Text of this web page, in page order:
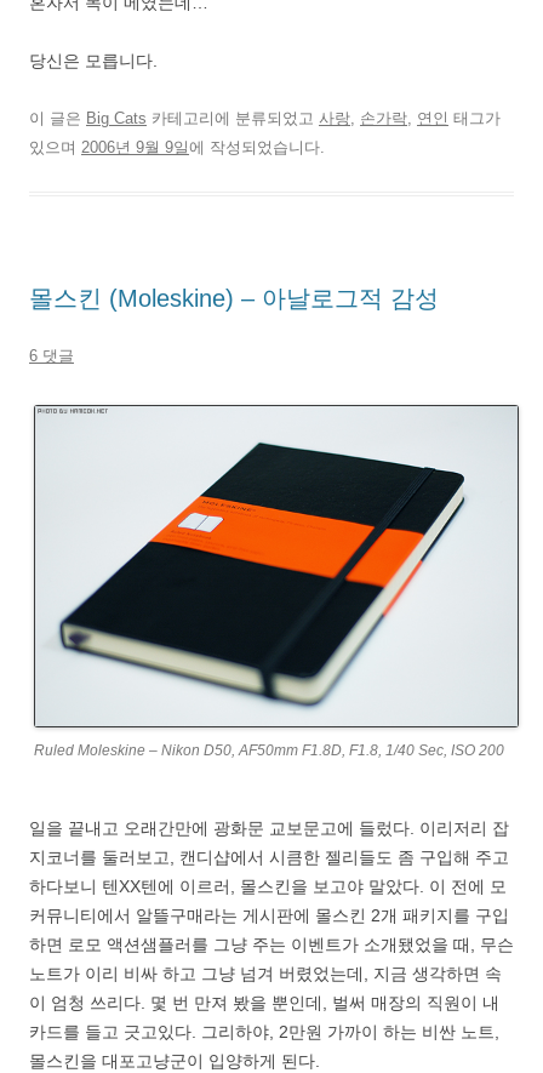
당신은 모릅니다.
이 글은 Big Cats 카테고리에 분류되었고 사랑, 손가락, 연인 태그가
있으며 2006년 9월 9일에 작성되었습니다.
몰스킨 (Moleskine) – 아날로그적 감성
6 댓글
Ruled Moleskine – Nikon D50, AF50mm F1.8D, F1.8, 1/40 Sec, ISO 200
일을 끝내고 오래간만에 광화문 교보문고에 들렀다. 이리저리 잡
지코너를 둘러보고, 캔디샵에서 시큼한 젤리들도 좀 구입해 주고
하다보니 텐XX텐에 이르러, 몰스킨을 보고야 말았다. 이 전에 모
커뮤니티에서 알뜰구매라는 게시판에 몰스킨 2개 패키지를 구입
하면 로모 액션샘플러를 그냥 주는 이벤트가 소개됐었을 때, 무슨
노트가 이리 비싸 하고 그냥 넘겨 버렸었는데, 지금 생각하면 속
이 엄청 쓰리다. 몇 번 만져 봤을 뿐인데, 벌써 매장의 직원이 내
카드를 들고 긋고있다. 그리하야, 2만원 가까이 하는 비싼 노트,
몰스킨을 대포고냥군이 입양하게 된다.